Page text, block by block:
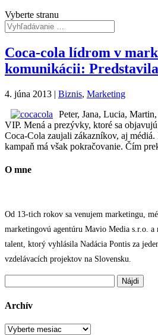
Vyberte stranu
Coca-cola lídrom v
komunikácii:
4. júna 2013 | Biznis, Marketing
Peter, Jana, Lucia,
VIP. Mená a prezývky, ktoré sa
Coca-Cola zaujali zákazníkov, aj médiá.
kampaň má však pokračovanie. Čím
O mne
Od 13-tich rokov sa venujem marketingu,
marketingovú agentúru Mavio Media s.r.o.
talent, ktorý vyhlásila Nadácia Pontis za
vzdelávacích projektov na Slovensku.
Archív
Archív